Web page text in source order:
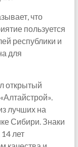
что
пользуется
республики и
для
открытый
лучших на
Сибири. Знаки
лет